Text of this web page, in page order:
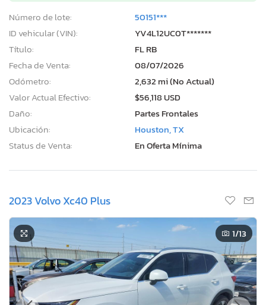
Número de lote:
50151***
ID vehicular (VIN):
YV4L12UC0T*******
Título:
FL RB
Fecha de Venta:
08/07/2026
Odómetro:
2,632 mi (No Actual)
Valor Actual Efectivo:
$56,118 USD
Daño:
Partes Frontales
Ubicación:
Houston, TX
Status de Venta:
En Oferta Mínima
2023 Volvo Xc40 Plus
1/13